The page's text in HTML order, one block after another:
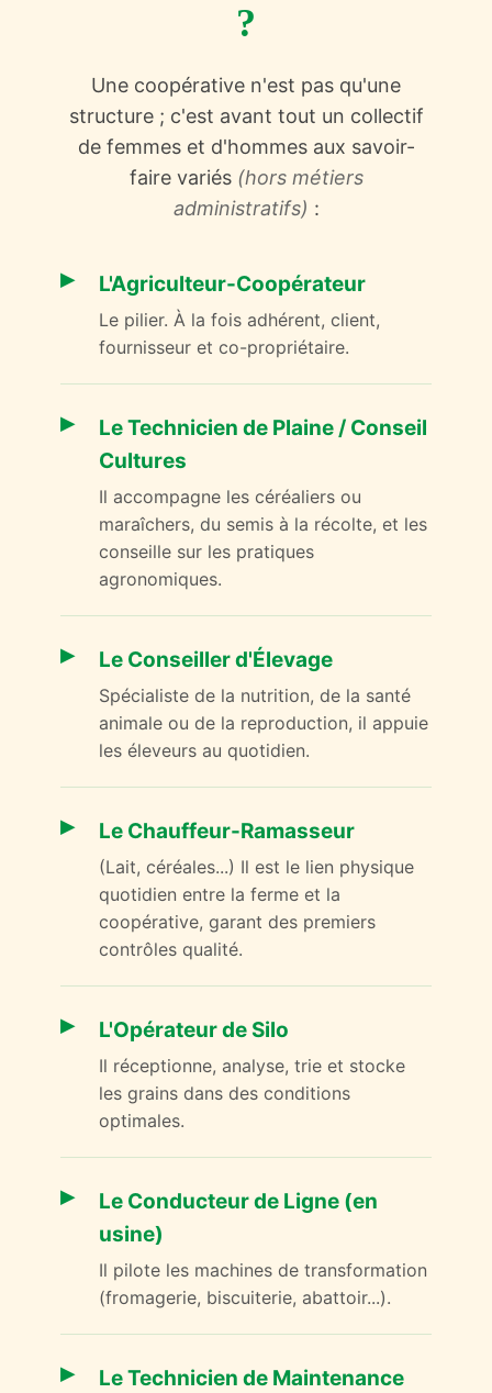
?
Une coopérative n'est pas qu'une
structure ; c'est avant tout un collectif
de femmes et d'hommes aux savoir-
faire variés (hors métiers
administratifs) :
L'Agriculteur-Coopérateur
Le pilier. À la fois adhérent, client,
fournisseur et co-propriétaire.
Le Technicien de Plaine / Conseil
Cultures
Il accompagne les céréaliers ou
maraîchers, du semis à la récolte, et les
conseille sur les pratiques
agronomiques.
Le Conseiller d'Élevage
Spécialiste de la nutrition, de la santé
animale ou de la reproduction, il appuie
les éleveurs au quotidien.
Le Chauffeur-Ramasseur
(Lait, céréales...) Il est le lien physique
quotidien entre la ferme et la
coopérative, garant des premiers
contrôles qualité.
L'Opérateur de Silo
Il réceptionne, analyse, trie et stocke
les grains dans des conditions
optimales.
Le Conducteur de Ligne (en
usine)
Il pilote les machines de transformation
(fromagerie, biscuiterie, abattoir...).
Le Technicien de Maintenance